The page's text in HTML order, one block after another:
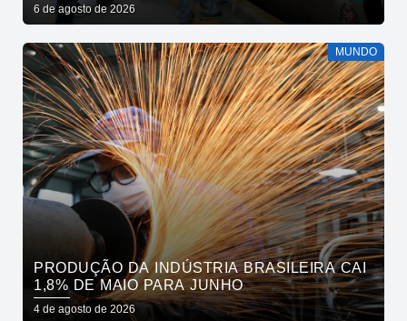
6 de agosto de 2026
MUNDO
PRODUÇÃO DA INDÚSTRIA BRASILEIRA CAI
1,8% DE MAIO PARA JUNHO
4 de agosto de 2026